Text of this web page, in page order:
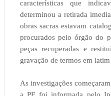
características que
determinou a retirada
obras sacras estavam
procurados pelo órgão do
peças recuperadas e
gravação de termos em
As investigações
a PF foi informada pelo